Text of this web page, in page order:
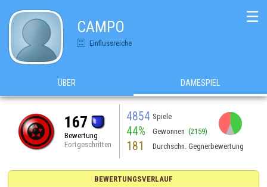
CAMPO
Einflussreiche
☰
ÜBER DAMESPIEL
167
Bewertung
Fortgeschritten
4854 Spiele
44% Gewonnen (2159)
181 Durchschn. Gegnerbewertung
BEWERTUNGSVERLAUF